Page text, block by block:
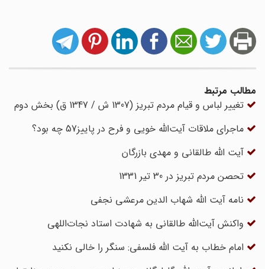
مطالب مرتبط
تغییر لباس و قیام مردم تبریز (1307 ش / 1347 ق) بخش دوم
ماجرای ملاقات آیت‌الله خویی و فرح در پاییز57 چه بود؟
آیت الله طالقانی و مهدی بازرگان
تحصن مردم تبریز در 30 تیر 1331
نامه آیت الله شهاب‏ الدین مرعشى نجفى
واکنش آیت‌الله طالقانی به شهادت استاد نجات‌اللهی
امام خطاب به آیت الله فلسفی: سنگر را خالی نکنید